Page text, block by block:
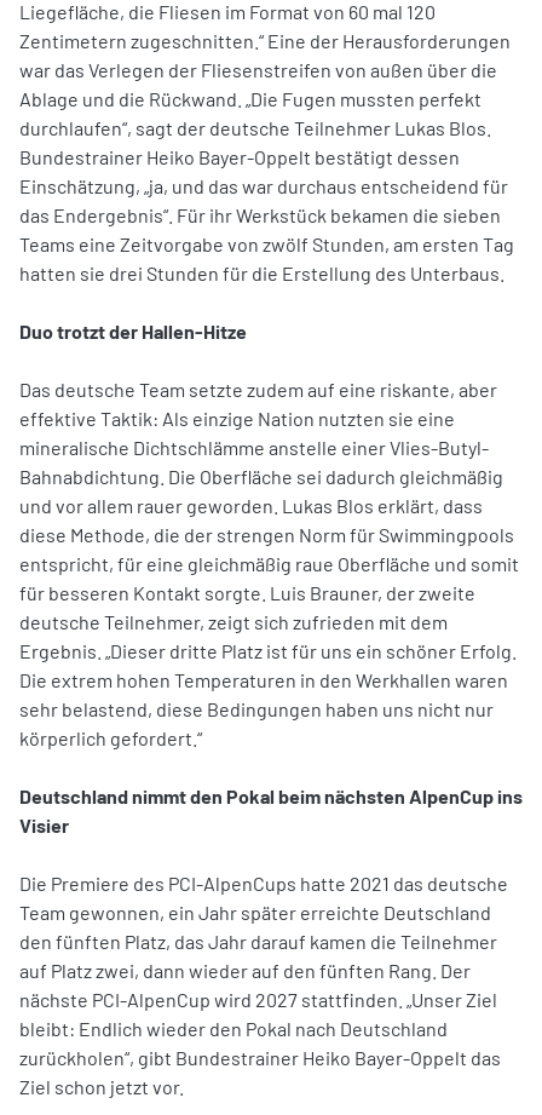
Liegefläche, die Fliesen im Format von 60 mal 120
Zentimetern zugeschnitten.“ Eine der Herausforderungen
war das Verlegen der Fliesenstreifen von außen über die
Ablage und die Rückwand. „Die Fugen mussten perfekt
durchlaufen“, sagt der deutsche Teilnehmer Lukas Blos.
Bundestrainer Heiko Bayer-Oppelt bestätigt dessen
Einschätzung, „ja, und das war durchaus entscheidend für
das Endergebnis“. Für ihr Werkstück bekamen die sieben
Teams eine Zeitvorgabe von zwölf Stunden, am ersten Tag
hatten sie drei Stunden für die Erstellung des Unterbaus.
Duo trotzt der Hallen-Hitze
Das deutsche Team setzte zudem auf eine riskante, aber
effektive Taktik: Als einzige Nation nutzten sie eine
mineralische Dichtschlämme anstelle einer Vlies-Butyl-
Bahnabdichtung. Die Oberfläche sei dadurch gleichmäßig
und vor allem rauer geworden. Lukas Blos erklärt, dass
diese Methode, die der strengen Norm für Swimmingpools
entspricht, für eine gleichmäßig raue Oberfläche und somit
für besseren Kontakt sorgte. Luis Brauner, der zweite
deutsche Teilnehmer, zeigt sich zufrieden mit dem
Ergebnis. „Dieser dritte Platz ist für uns ein schöner Erfolg.
Die extrem hohen Temperaturen in den Werkhallen waren
sehr belastend, diese Bedingungen haben uns nicht nur
körperlich gefordert.“
Deutschland nimmt den Pokal beim nächsten AlpenCup ins
Visier
Die Premiere des PCI-AlpenCups hatte 2021 das deutsche
Team gewonnen, ein Jahr später erreichte Deutschland
den fünften Platz, das Jahr darauf kamen die Teilnehmer
auf Platz zwei, dann wieder auf den fünften Rang. Der
nächste PCI-AlpenCup wird 2027 stattfinden. „Unser Ziel
bleibt: Endlich wieder den Pokal nach Deutschland
zurückholen“, gibt Bundestrainer Heiko Bayer-Oppelt das
Ziel schon jetzt vor.